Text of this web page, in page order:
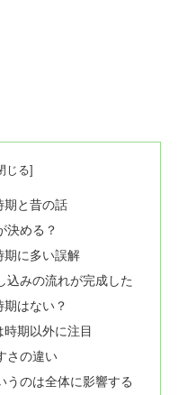
期と昔の話
決める？
期に多い誤解
込みの流れが完成した
はない？
期以外に注目
さの違い
うのは全体に影響する